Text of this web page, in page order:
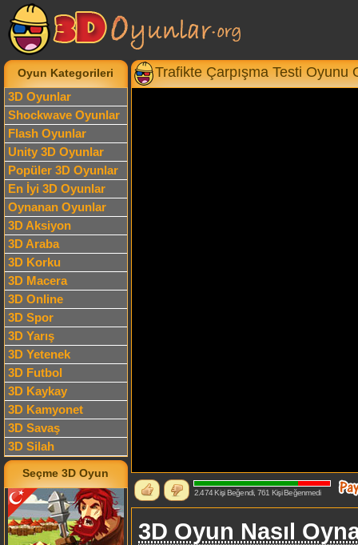
Oyun Kategorileri
3D Oyunlar
Shockwave Oyunlar
Flash Oyunlar
Unity 3D Oyunlar
Popüler 3D Oyunlar
En İyi 3D Oyunlar
Oynanan Oyunlar
3D Aksiyon
3D Araba
3D Korku
3D Macera
3D Online
3D Spor
3D Yarış
3D Yetenek
3D Futbol
3D Kaykay
3D Kamyonet
3D Savaş
3D Silah
Seçme 3D Oyun
Trafikte Çarpışma Testi Oyunu
2.474 Kişi Beğendi, 761 Kişi Beğenmedi
3D Oyun Nasıl